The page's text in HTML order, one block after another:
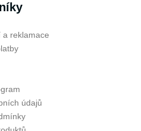
a reklamace
údajů